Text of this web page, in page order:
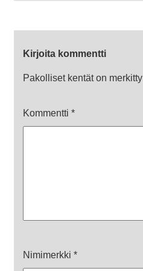
Kirjoita kommentti
Pakolliset kentät on merkitty
Kommentti *
Nimimerkki *